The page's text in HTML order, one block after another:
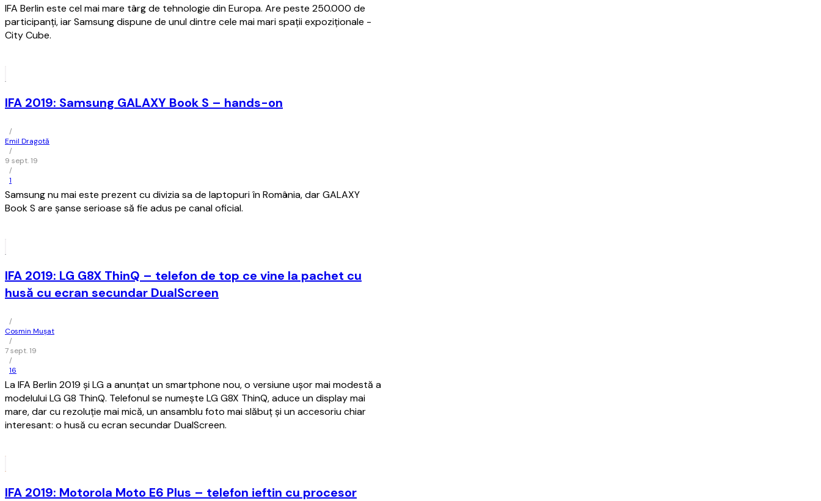
IFA Berlin este cel mai mare târg de tehnologie din Europa. Are peste 250.000 de
participanți, iar Samsung dispune de unul dintre cele mai mari spații expoziționale -
City Cube.
IFA 2019: Samsung GALAXY Book S – hands-on
/
Emil Dragotă
/
9 sept. 19
/
1
Samsung nu mai este prezent cu divizia sa de laptopuri în România, dar GALAXY
Book S are șanse serioase să fie adus pe canal oficial.
IFA 2019: LG G8X ThinQ – telefon de top ce vine la pachet cu
husă cu ecran secundar DualScreen
/
Cosmin Mușat
/
7 sept. 19
/
16
La IFA Berlin 2019 şi LG a anunţat un smartphone nou, o versiune uşor mai modestă a
modelului LG G8 ThinQ. Telefonul se numeşte LG G8X ThinQ, aduce un display mai
mare, dar cu rezoluţie mai mică, un ansamblu foto mai slăbuţ şi un accesoriu chiar
interesant: o husă cu ecran secundar DualScreen.
IFA 2019: Motorola Moto E6 Plus – telefon ieftin cu procesor